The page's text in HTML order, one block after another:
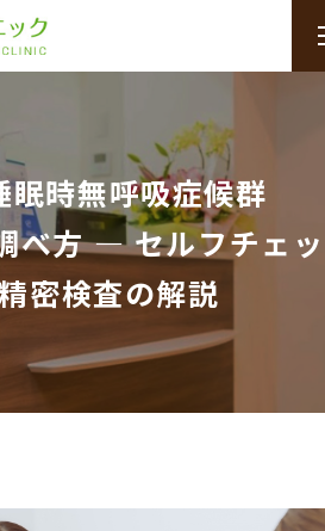
眠時無呼吸症候群
べ方 ― セルフチェッ
密検査の解説